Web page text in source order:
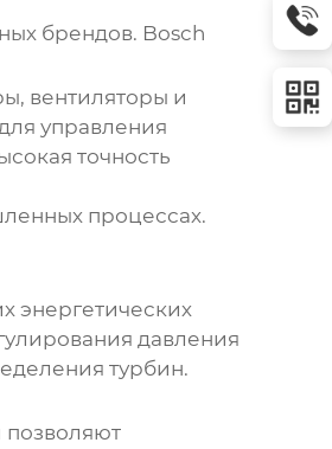
брендов. Bosch
вентиляторы и
управления
точность
процессах.
энергетических
давления
турбин.
позволяют